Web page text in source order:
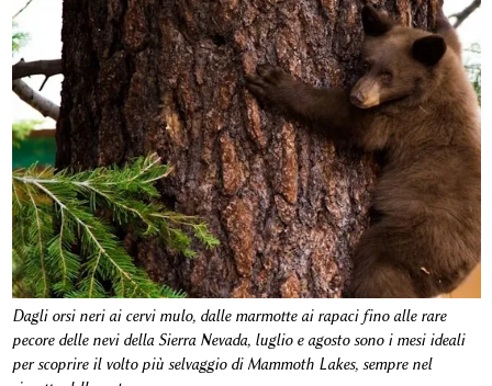
Dagli orsi neri ai cervi mulo, dalle marmotte ai rapaci fino alle rare
pecore delle nevi della Sierra Nevada, luglio e agosto sono i mesi ideali
per scoprire il volto più selvaggio di Mammoth Lakes, sempre nel